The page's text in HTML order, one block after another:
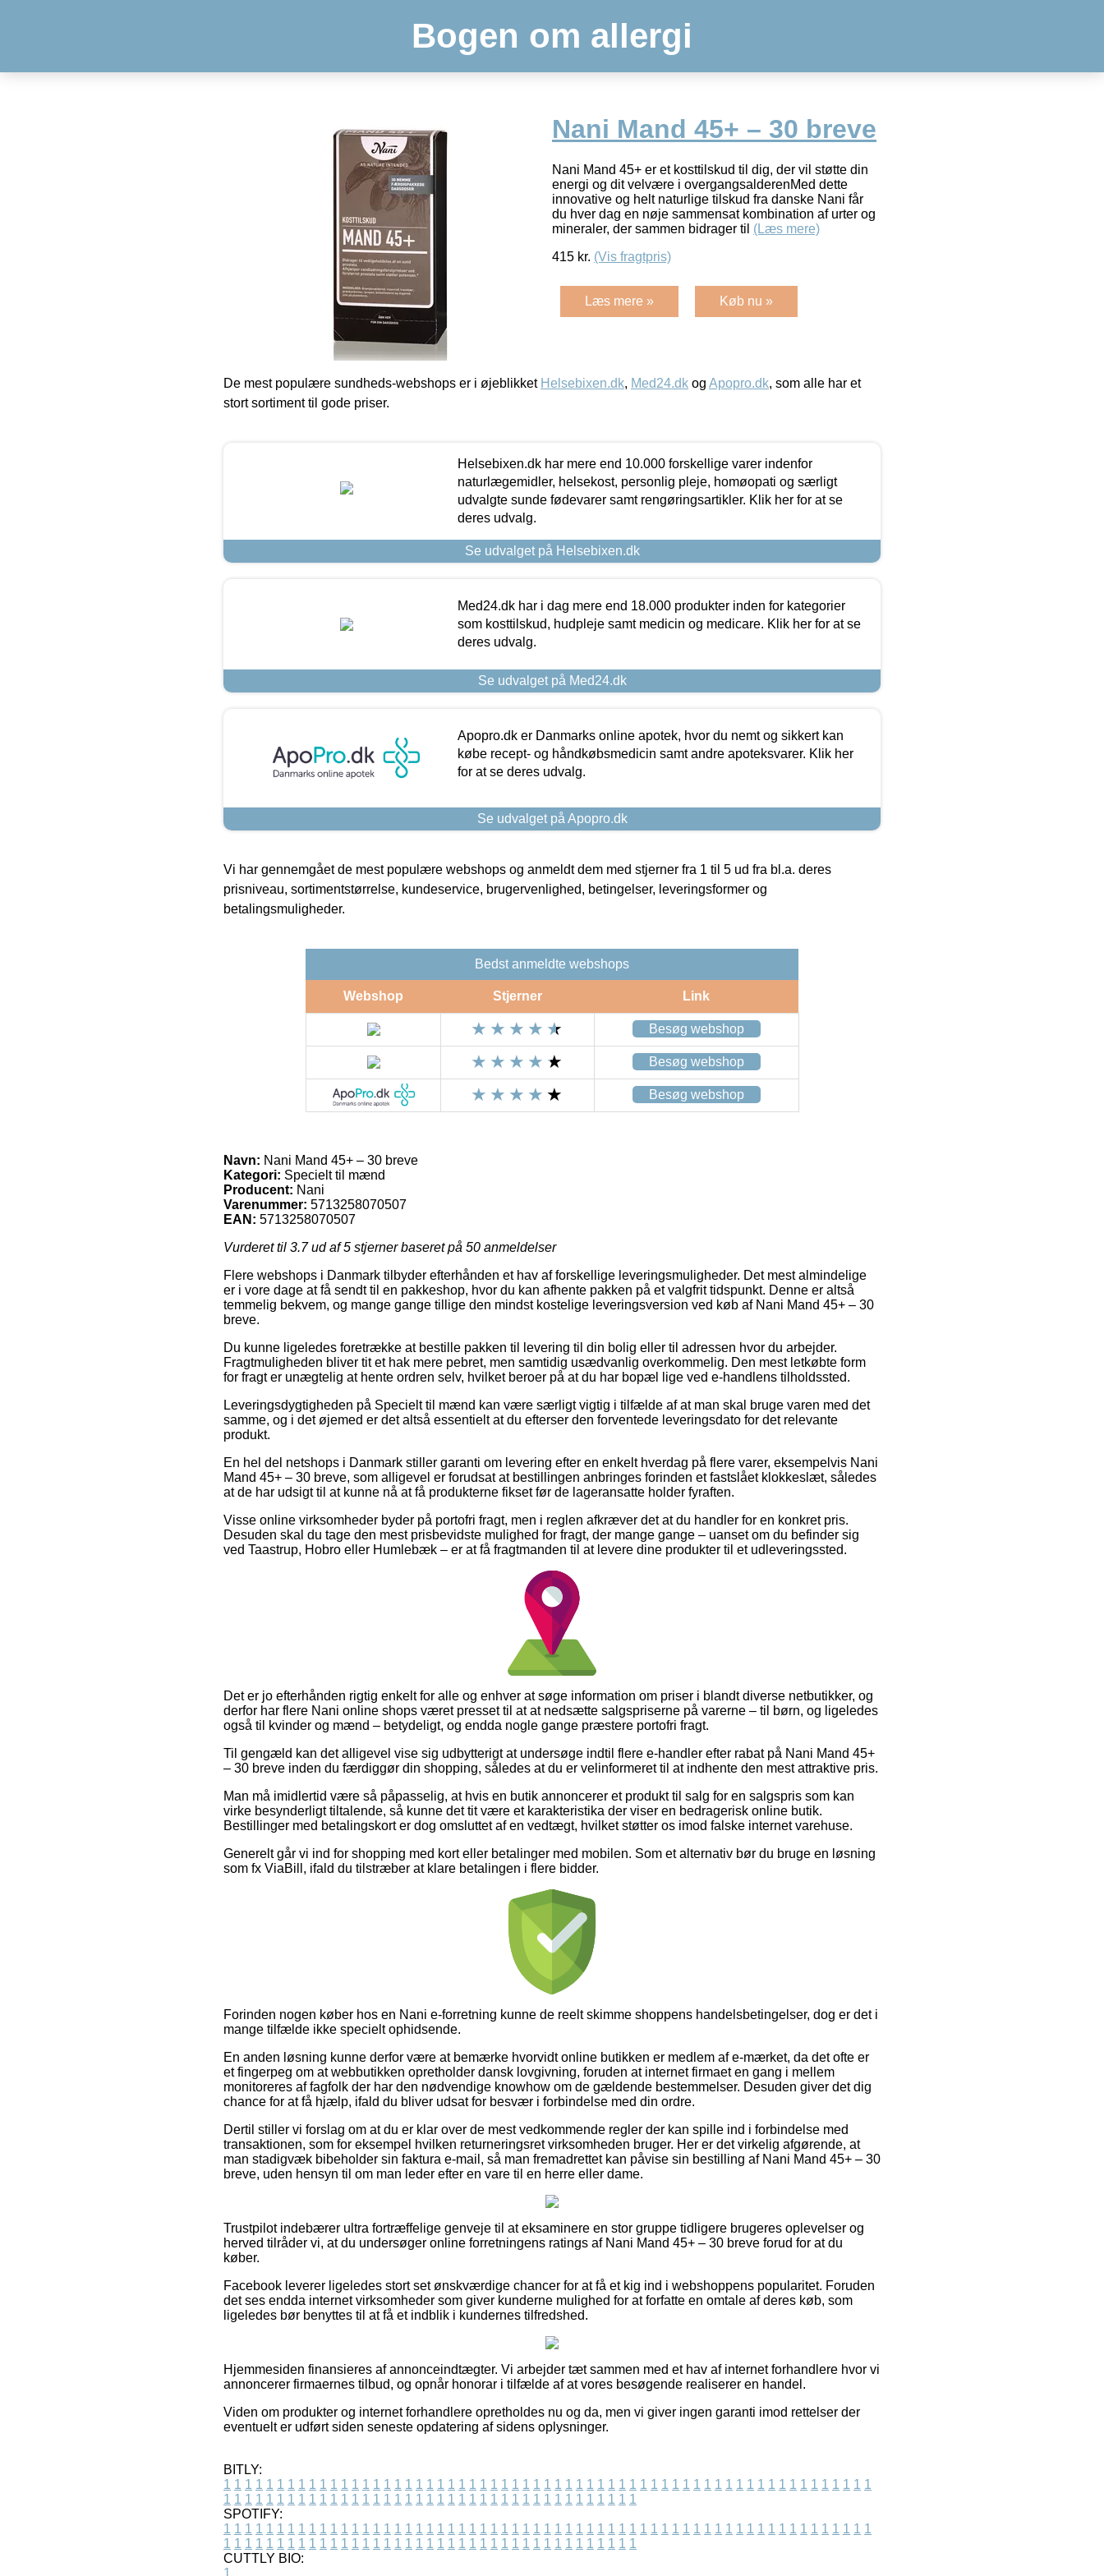
Bogen om allergi
Nani Mand 45+ – 30 breve
Nani Mand 45+ er et kosttilskud til dig, der vil støtte din
energi og dit velvære i overgangsalderenMed dette
innovative og helt naturlige tilskud fra danske Nani får
du hver dag en nøje sammensat kombination af urter og
mineraler, der sammen bidrager til (Læs mere)
415 kr. (Vis fragtpris)
Læs mere » Køb nu »
De mest populære sundheds-webshops er i øjeblikket Helsebixen.dk, Med24.dk og Apopro.dk, som alle har et
stort sortiment til gode priser.
Helsebixen.dk har mere end 10.000 forskellige varer indenfor
naturlægemidler, helsekost, personlig pleje, homøopati og særligt
udvalgte sunde fødevarer samt rengøringsartikler. Klik her for at se
deres udvalg.
Se udvalget på Helsebixen.dk
Med24.dk har i dag mere end 18.000 produkter inden for kategorier
som kosttilskud, hudpleje samt medicin og medicare. Klik her for at se
deres udvalg.
Se udvalget på Med24.dk
Apopro.dk er Danmarks online apotek, hvor du nemt og sikkert kan
købe recept- og håndkøbsmedicin samt andre apoteksvarer. Klik her
for at se deres udvalg.
Se udvalget på Apopro.dk
Vi har gennemgået de mest populære webshops og anmeldt dem med stjerner fra 1 til 5 ud fra bl.a. deres
prisniveau, sortimentstørrelse, kundeservice, brugervenlighed, betingelser, leveringsformer og
betalingsmuligheder.
Bedst anmeldte webshops
Webshop Stjerner Link
Besøg webshop
Besøg webshop
Besøg webshop
Navn: Nani Mand 45+ – 30 breve
Kategori: Specielt til mænd
Producent: Nani
Varenummer: 5713258070507
EAN: 5713258070507
Vurderet til 3.7ud af 5 stjerner baseret på 50 anmeldelser
Flere webshops i Danmark tilbyder efterhånden et hav af forskellige leveringsmuligheder. Det mest almindelige
er i vore dage at få sendt til en pakkeshop, hvor du kan afhente pakken på et valgfrit tidspunkt. Denne er altså
temmelig bekvem, og mange gange tillige den mindst kostelige leveringsversion ved køb af Nani Mand 45+ – 30
breve.
Du kunne ligeledes foretrække at bestille pakken til levering til din bolig eller til adressen hvor du arbejder.
Fragtmuligheden bliver tit et hak mere pebret, men samtidig usædvanlig overkommelig. Den mest letkøbte form
for fragt er unægtelig at hente ordren selv, hvilket beroer på at du har bopæl lige ved e-handlens tilholdssted.
Leveringsdygtigheden på Specielt til mænd kan være særligt vigtig i tilfælde af at man skal bruge varen med det
samme, og i det øjemed er det altså essentielt at du efterser den forventede leveringsdato for det relevante
produkt.
En hel del netshops i Danmark stiller garanti om levering efter en enkelt hverdag på flere varer, eksempelvis Nani
Mand 45+ – 30 breve, som alligevel er forudsat at bestillingen anbringes forinden et fastslået klokkeslæt, således
at de har udsigt til at kunne nå at få produkterne fikset før de lageransatte holder fyraften.
Visse online virksomheder byder på portofri fragt, men i reglen afkræver det at du handler for en konkret pris.
Desuden skal du tage den mest prisbevidste mulighed for fragt, der mange gange – uanset om du befinder sig
ved Taastrup, Hobro eller Humlebæk – er at få fragtmanden til at levere dine produkter til et udleveringssted.
Det er jo efterhånden rigtig enkelt for alle og enhver at søge information om priser i blandt diverse netbutikker, og
derfor har flere Nani online shops været presset til at at nedsætte salgspriserne på varerne – til børn, og ligeledes
også til kvinder og mænd – betydeligt, og endda nogle gange præstere portofri fragt.
Til gengæld kan det alligevel vise sig udbytterigt at undersøge indtil flere e-handler efter rabat på Nani Mand 45+
– 30 breve inden du færdiggør din shopping, således at du er velinformeret til at indhente den mest attraktive pris.
Man må imidlertid være så påpasselig, at hvis en butik annoncerer et produkt til salg for en salgspris som kan
virke besynderligt tiltalende, så kunne det tit være et karakteristika der viser en bedragerisk online butik.
Bestillinger med betalingskort er dog omsluttet af en vedtægt, hvilket støtter os imod falske internet varehuse.
Generelt går vi ind for shopping med kort eller betalinger med mobilen. Som et alternativ bør du bruge en løsning
som fx ViaBill, ifald du tilstræber at klare betalingen i flere bidder.
Forinden nogen køber hos en Nani e-forretning kunne de reelt skimme shoppens handelsbetingelser, dog er det i
mange tilfælde ikke specielt ophidsende.
En anden løsning kunne derfor være at bemærke hvorvidt online butikken er medlem af e-mærket, da det ofte er
et fingerpeg om at webbutikken opretholder dansk lovgivning, foruden at internet firmaet en gang i mellem
monitoreres af fagfolk der har den nødvendige knowhow om de gældende bestemmelser. Desuden giver det dig
chance for at få hjælp, ifald du bliver udsat for besvær i forbindelse med din ordre.
Dertil stiller vi forslag om at du er klar over de mest vedkommende regler der kan spille ind i forbindelse med
transaktionen, som for eksempel hvilken returneringsret virksomheden bruger. Her er det virkelig afgørende, at
man stadigvæk bibeholder sin faktura e-mail, så man fremadrettet kan påvise sin bestilling af Nani Mand 45+ – 30
breve, uden hensyn til om man leder efter en vare til en herre eller dame.
Trustpilot indebærer ultra fortræffelige genveje til at eksaminere en stor gruppe tidligere brugeres oplevelser og
herved tilråder vi, at du undersøger online forretningens ratings af Nani Mand 45+ – 30 breve forud for at du
køber.
Facebook leverer ligeledes stort set ønskværdige chancer for at få et kig ind i webshoppens popularitet. Foruden
det ses endda internet virksomheder som giver kunderne mulighed for at forfatte en omtale af deres køb, som
ligeledes bør benyttes til at få et indblik i kundernes tilfredshed.
Hjemmesiden finansieres af annonceindtægter. Vi arbejder tæt sammen med et hav af internet forhandlere hvor vi
annoncerer firmaernes tilbud, og opnår honorar i tilfælde af at vores besøgende realiserer en handel.
Viden om produkter og internet forhandlere opretholdes nu og da, men vi giver ingen garanti imod rettelser der
eventuelt er udført siden seneste opdatering af sidens oplysninger.
BITLY:
1 1 1 1 1 1 1 1 1 1 1 1 1 1 1 1 1 1 1 1 1 1 1 1 1 1 1 1 1 1 1 1 1 1 1 1 1 1 1 1 1 1 1 1 1 1 1 1 1 1 1 1 1 1 1 1 1 1 1 1 1
1 1 1 1 1 1 1 1 1 1 1 1 1 1 1 1 1 1 1 1 1 1 1 1 1 1 1 1 1 1 1 1 1 1 1 1 1 1 1
SPOTIFY:
1 1 1 1 1 1 1 1 1 1 1 1 1 1 1 1 1 1 1 1 1 1 1 1 1 1 1 1 1 1 1 1 1 1 1 1 1 1 1 1 1 1 1 1 1 1 1 1 1 1 1 1 1 1 1 1 1 1 1 1 1
1 1 1 1 1 1 1 1 1 1 1 1 1 1 1 1 1 1 1 1 1 1 1 1 1 1 1 1 1 1 1 1 1 1 1 1 1 1 1
CUTTLY BIO: